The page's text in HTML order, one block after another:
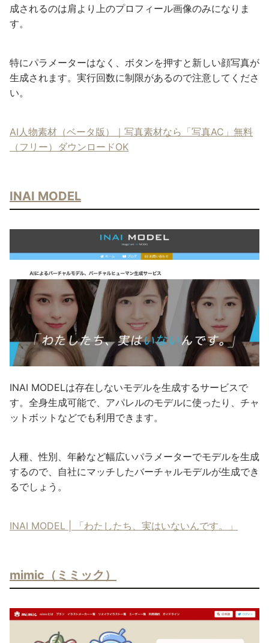
成されるのは肩より上のプロフィール画像のみになりま
す。
特にパラメーターはなく、ボタンを押すと新しい顔写真が
生成されます。実行回数に制限があるので注意してくださ
い。
AI人物素材（ベータ版）｜写真素材なら「写真AC」無料
（フリー）ダウンロードOK
INAI MODEL
INAI MODELは存在しないモデルを生成するサービスで
す。全身生成可能で、アパレルのモデルに使ったり、チャ
ットボットなどでも利用できます。
人種、性別、年齢など幅広いパラメーターでモデルを生成
するので、自社にマッチしたバーチャルモデルが生成でき
るでしょう。
INAI MODEL | 「わたしたち、実はいないんです。」
mimic（ミミック）